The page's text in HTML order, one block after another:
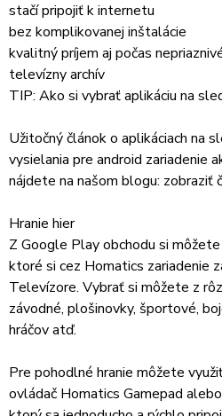
stačí pripojiť k internetu
bez komplikovanej inštalácie
kvalitný príjem aj počas
televízny archív
TIP: Ako si vybrať aplikáciu na
Užitočný článok o aplikáciach na
vysielania pre android zariadenie
nájdete na našom blogu: zobraziť
Hranie hier
Z Google Play obchodu si
ktoré si cez Homatics zariadenie
Televízore. Vybrať si môžete z
závodné, plošinovky, športové,
hráčov atď.
Pre pohodlné hranie môžete
ovládač Homatics Gamepad